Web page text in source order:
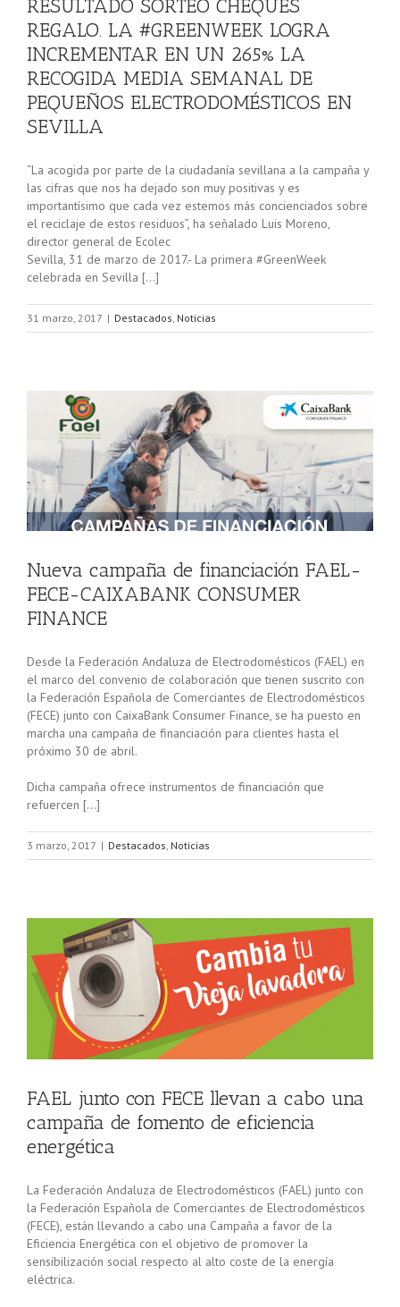
RESULTADO SORTEO CHEQUES
REGALO. LA #GREENWEEK LOGRA
INCREMENTAR EN UN 265% LA
RECOGIDA MEDIA SEMANAL DE
PEQUEÑOS ELECTRODOMÉSTICOS EN
SEVILLA
“La acogida por parte de la ciudadanía sevillana a la campaña y
las cifras que nos ha dejado son muy positivas y es
importantísimo que cada vez estemos más concienciados sobre
el reciclaje de estos residuos”, ha señalado Luis Moreno,
director general de Ecolec
Sevilla, 31 de marzo de 2017.- La primera #GreenWeek
celebrada en Sevilla […]
31 marzo, 2017 | Destacados Noticias
Nueva campaña de financiación FAEL-
FECE-CAIXABANK CONSUMER
FINANCE
Desde la Federación Andaluza de Electrodomésticos (FAEL) en
el marco del convenio de colaboración que tienen suscrito con
la Federación Española de Comerciantes de Electrodomésticos
(FECE) junto con CaixaBank Consumer Finance, se ha puesto en
marcha una campaña de financiación para clientes hasta el
próximo 30 de abril.
Dicha campaña ofrece instrumentos de financiación que
refuercen […]
3 marzo, 2017 | Destacados, Noticias
FAEL junto con FECE llevan a cabo una
campaña de fomento de eficiencia
energética
La Federación Andaluza de Electrodomésticos (FAEL) junto con
la Federación Española de Comerciantes de Electrodomésticos
(FECE), están llevando a cabo una Campaña a favor de la
Eficiencia Energética con el objetivo de promover la
sensibilización social respecto al alto coste de la energía
eléctrica.